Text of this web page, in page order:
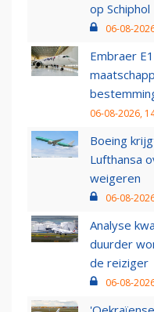
op Schiphol
06-08-
Embraer
06-08-2026,
Boeing
Lufthansa
weigeren
06-08-
Analyse
duurder
de reiziger
06-08-